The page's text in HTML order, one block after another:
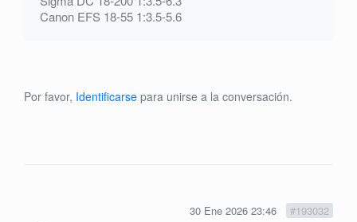
Canon EFS 18-55 1:3.5-5.6
Por favor, Identificarse para unirse a la conversación.
30 Ene 2026 23:46 #193032